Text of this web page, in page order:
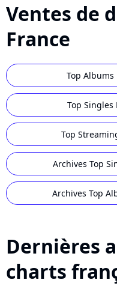
Ventes de
France
Top Albums
Top Singles
Top
Archives Top
Archives Top
Dernières
charts